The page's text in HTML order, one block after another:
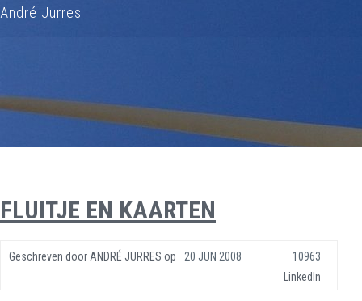
André Jurres
FLUITJE EN KAARTEN
Geschreven door ANDRÉ JURRES op 20 JUN 2008
10963
LinkedIn